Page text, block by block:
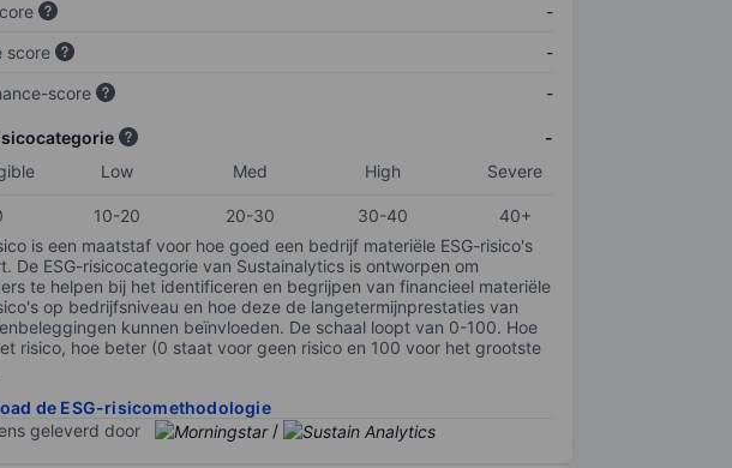
-
score
-
score
-
-
Low Med High Severe
10-20 20-30 30-40
40+
is een maatstaf voor hoe goed een bedrijf materiële ESG-risico's
De ESG-risicocategorie van Sustainalytics is ontworpen om
te helpen bij het identificeren en begrijpen van financieel materiële
op bedrijfsniveau en hoe deze de langetermijnprestaties van
kunnen beïnvloeden. De schaal loopt van 0-100. Hoe
risico, hoe beter (0 staat voor geen risico en 100 voor het grootste
de ESG-risicomethodologie
geleverd door
/